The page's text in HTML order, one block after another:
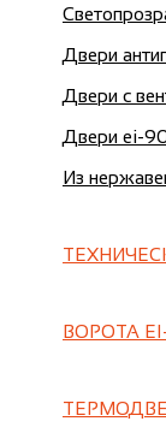
Двери
Двери с
Двери ei-
Из
ВОРОТА